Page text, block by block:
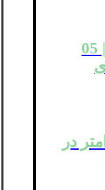
بهترین کتابخانه در اصفهان | 05
| 04 پارامتر در